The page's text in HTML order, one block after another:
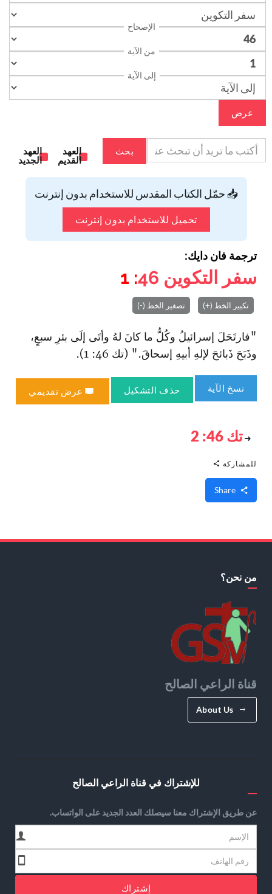
الإصحاح
من الآية
إلى الآية
عرض
بحث
العهد
القديم
العهد
الجديد
📥 حمّل الكتاب المقدس للاستخدام بدون إنترنت
تحميل للاستخدام بدون إنترنت
ترجمة فان دايك:
سفر التكوين 46
: 1
تكبير الخط (+) تصغير الخط (-)
"فارتَحَلَ إسرائيلُ وكُلُّ ما كانَ لهُ وأتَى إلَى بئرِ سبعٍ،
وذَبَحَ ذَبائحَ لإلهِ أبيهِ إسحاقَ." (تك 46: 1).
نسخ الآية حذف التشكيل عرض تقديمي
تك 46: 2
للمشاركة
من نحن؟
قناة الراعي الصالح
About Us
للإشتراك في قناة الراعي الصالح
عن طريق الإشتراك معنا سيصلك العدد الجديد على الواتساب.
إشتراك